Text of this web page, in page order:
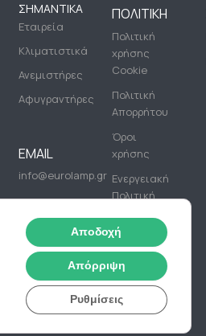
ΣΗΜΑΝΤΙΚΆ
Εταιρεία
Κλιματιστικά
Ανεμιστήρες
Αφυγραντήρες
EMAIL
info@eurolamp.gr
ΠΟΛΙΤΙΚΉ
Πολιτική
χρήσης
Cookie
Πολιτική
Απορρήτου
Όροι
χρήσης
Ενεργειακή
Πολιτική
PHONE
+(30)
574802
Αποδοχή
Απόρριψη
Ρυθμίσεις